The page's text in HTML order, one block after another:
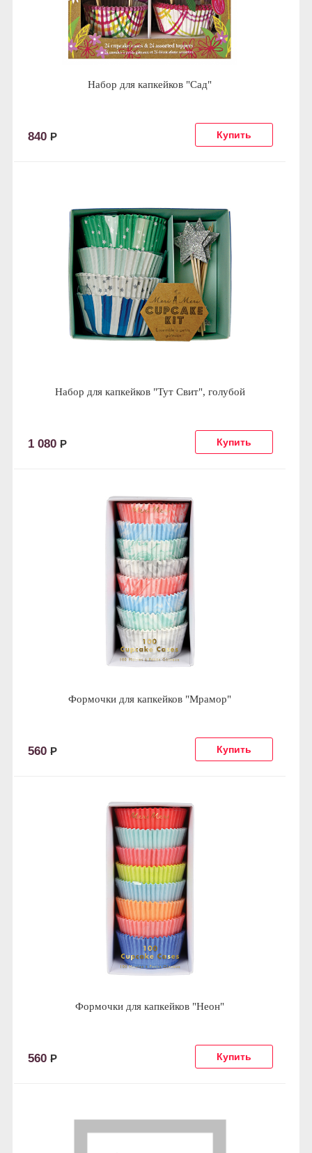
Набор для капкейков "Сад"
840 Р
Набор для капкейков "Тут Свит", голубой
1 080 Р
Формочки для капкейков "Мрамор"
560 Р
Формочки для капкейков "Неон"
560 Р